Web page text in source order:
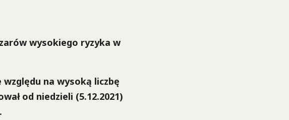
wysokiego ryzyka w
na wysoką liczbę
od niedzieli (5.12.2021)